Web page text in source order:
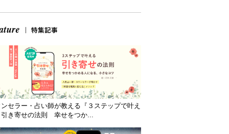
セラー・占い師が教える『３ステップで叶え
き寄せの法則 幸せをつか...